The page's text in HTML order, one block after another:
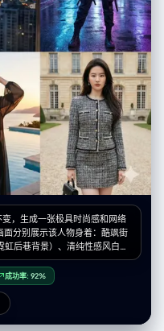
block optimized for
A **frameless, edge-to-
representing **[Insert Work
box and shows **NO vertical
surface **fills the entire 16:9
corners. The composition
"Spine") connecting **7
expanse: * **[Layer 1 -
surface, extending to the
"[Insert Work Title]" stands
e.g., desert
Scene 1]. * **[Layer 2
Scene 2]. * **[Layer 3 -
3]. * **[Layer 4 - Center
[Describe Scene 4]. * **
to [Describe Scene 5].
6]. * **[Layer 7 - Top
Scene 7]. * *Note:* The
the **continuous surface
，生成一张极具时尚感和网络
分别展示该人物身着：酷飒街
后巷背景）、清纯性感风白色
边背景）、紧身塑形时尚瑜伽套
T恤配低腰牛仔裙（千禧风彩
片晚礼服（城市天际线天台酒
（未来感雨夜街道蓝紫光背
高级艺术馆背景）、热辣度假
落背景）以及静奢老钱风粗花呢
成功率: 92%